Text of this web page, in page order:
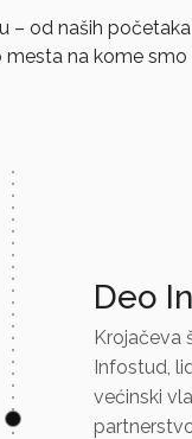
od naših
na kome smo
Deo
Krojačeva
Infostud,
većinski